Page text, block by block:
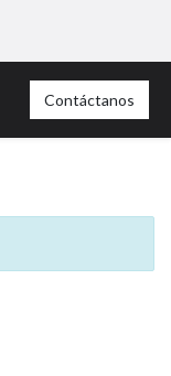
Contáctanos